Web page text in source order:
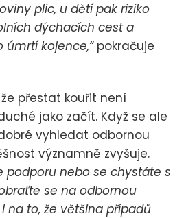
plic, u dětí pak riziko
dýchacích cest a
kojence,“ pokračuje
přestat kouřit není
jako začít. Když se ale
vyhledat odbornou
významně zvyšuje.
podporu nebo se chystáte s
se na odbornou
na to, že většina případů